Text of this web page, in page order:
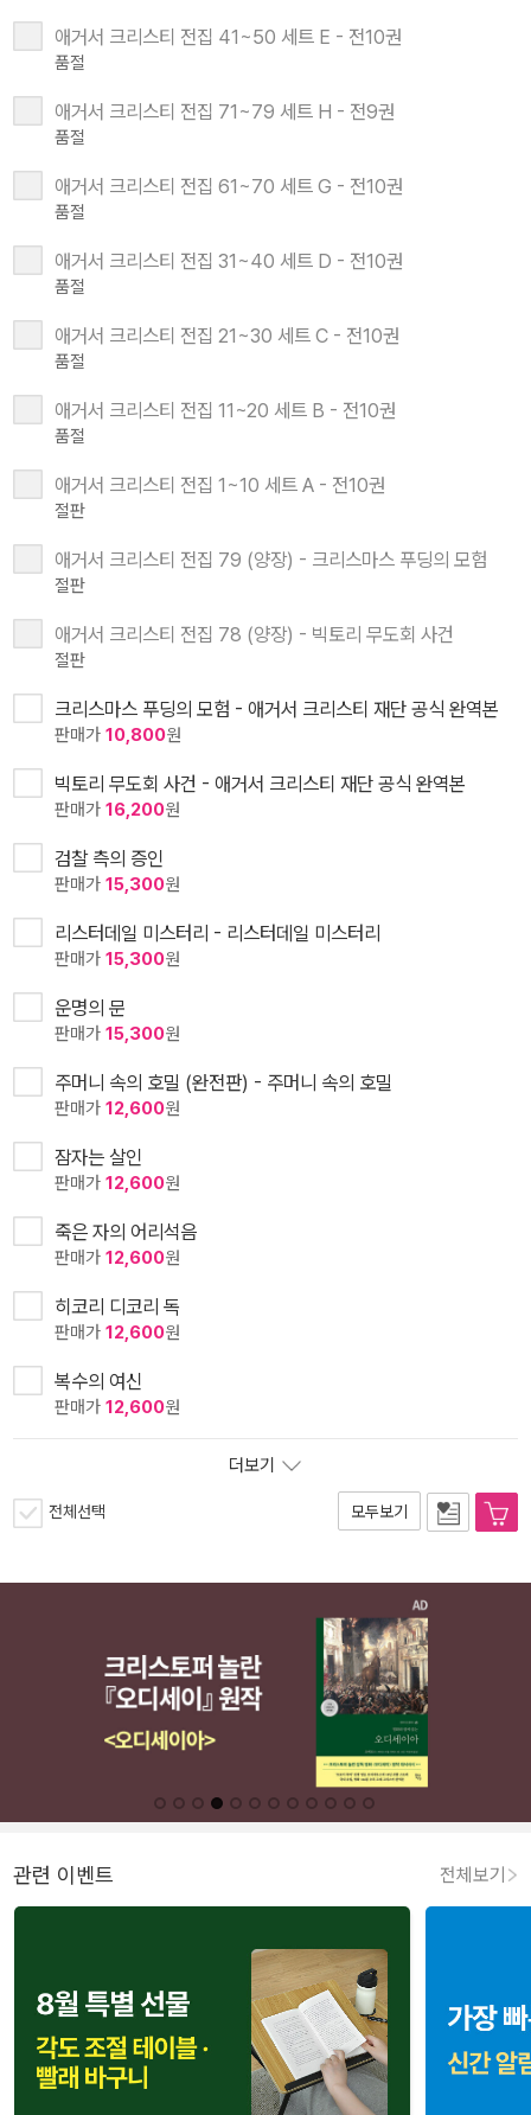
애거서 크리스티 전집 41~50 세트 E - 전10권
품절
애거서 크리스티 전집 71~79 세트 H - 전9권
품절
애거서 크리스티 전집 61~70 세트 G - 전10권
품절
애거서 크리스티 전집 31~40 세트 D - 전10권
품절
애거서 크리스티 전집 21~30 세트 C - 전10권
품절
애거서 크리스티 전집 11~20 세트 B - 전10권
품절
애거서 크리스티 전집 1~10 세트 A - 전10권
절판
애거서 크리스티 전집 79 (양장) - 크리스마스 푸딩의 모험
절판
애거서 크리스티 전집 78 (양장) - 빅토리 무도회 사건
절판
크리스마스 푸딩의 모험 - 애거서 크리스티 재단 공식 완역본
판매가 10,800원
빅토리 무도회 사건 - 애거서 크리스티 재단 공식 완역본
판매가 16,200원
검찰 측의 증인
판매가 15,300원
리스터데일 미스터리 - 리스터데일 미스터리
판매가 15,300원
운명의 문
판매가 15,300원
주머니 속의 호밀 (완전판) - 주머니 속의 호밀
판매가 12,600원
잠자는 살인
판매가 12,600원
죽은 자의 어리석음
판매가 12,600원
히코리 디코리 독
판매가 12,600원
복수의 여신
판매가 12,600원
더보기
전체선택 모두보기
관련 이벤트 전체보기